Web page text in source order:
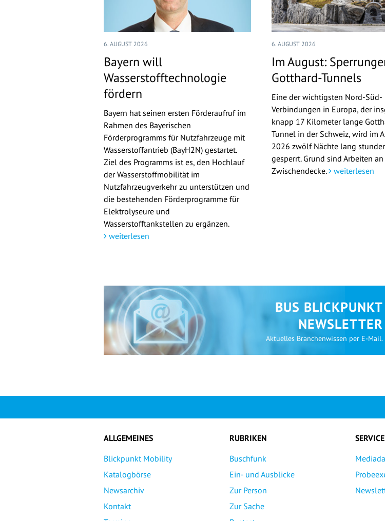
6. AUGUST 2026
Bayern will
Wasserstofftechnologie
fördern
Bayern hat seinen ersten Förderaufruf im
Rahmen des Bayerischen
Förderprogramms für Nutzfahrzeuge mit
Wasserstoffantrieb (BayH2N) gestartet.
Ziel des Programms ist es, den Hochlauf
der Wasserstoffmobilität im
Nutzfahrzeugverkehr zu unterstützen und
die bestehenden Förderprogramme für
Elektrolyseure und
Wasserstofftankstellen zu ergänzen.
weiterlesen
6. AUGUST 2026
Im August:
Gotthard-Tunnels
Eine der wichtigsten Nord-Süd-
Verbindungen in Europa, der
knapp 17 Kilometer lange
Tunnel in der Schweiz, wird im
2026 zwölf Nächte lang
gesperrt. Grund sind Arbeiten
Zwischendecke. weiterlesen
BUS BLICKPUNKT
NEWSLETTER
Aktuelles Branchenwissen per E-Mail.
ALLGEMEINES
Blickpunkt Mobility
Katalogbörse
Newsarchiv
Kontakt
RUBRIKEN
Buschfunk
Ein- und Ausblicke
Zur Person
Zur Sache
SERVICE